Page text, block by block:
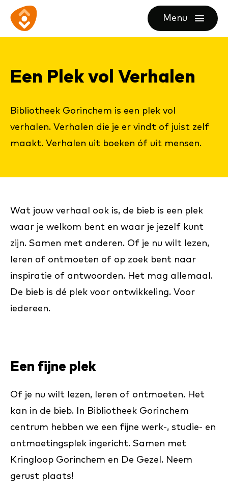
direct
content
direct
footer
Ga
naar
Menu
openen
Een Plek vol Ver­ha­len
Bibliotheek Gorinchem is een plek vol
verhalen. Verhalen die je er vindt of juist zelf
maakt. Verhalen uit boeken óf uit mensen.
Wat jouw verhaal ook is, de bieb is een plek
waar je welkom bent en waar je jezelf kunt
zijn. Samen met anderen. Of je nu wilt lezen,
leren of ontmoeten of op zoek bent naar
inspiratie of antwoorden. Het mag allemaal.
De bieb is dé plek voor ontwikkeling. Voor
iedereen.
Een fijne plek
Of je nu wilt lezen, leren of ontmoeten. Het
kan in de bieb. In Bibliotheek Gorinchem
centrum hebben we een fijne werk-, studie- en
ontmoetingsplek ingericht. Samen met
Kringloop Gorinchem en De Gezel. Neem
gerust plaats!